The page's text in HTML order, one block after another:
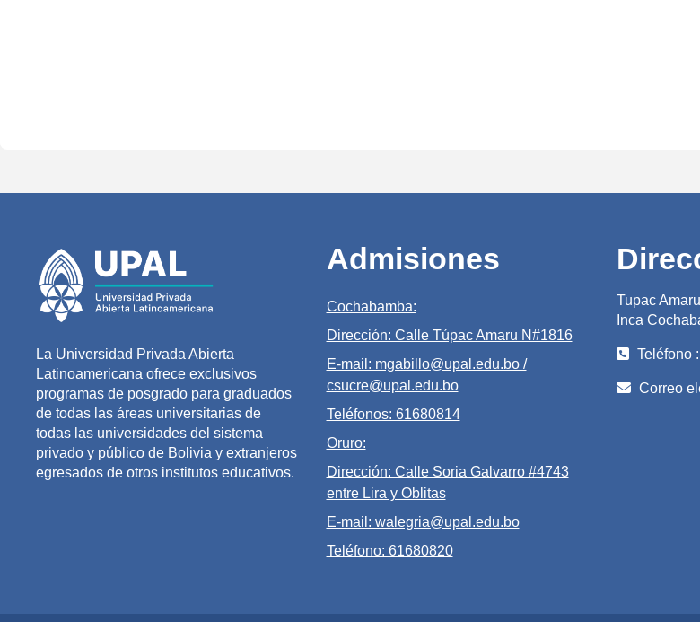
La Universidad Privada Abierta
Latinoamericana ofrece exclusivos
programas de posgrado para graduados
de todas las áreas universitarias de
todas las universidades del sistema
privado y público de Bolivia y extranjeros
egresados de otros institutos educativos.
Admisiones
Cochabamba:
Dirección: Calle Túpac Amaru N#1816
E-mail: mgabillo@upal.edu.bo /
csucre@upal.edu.bo
Teléfonos: 61680814
Oruro:
Dirección: Calle Soria Galvarro #4743
entre Lira y Oblitas
E-mail: walegria@upal.edu.bo
Teléfono: 61680820
Tupac
Inca
Teléfono
Correo